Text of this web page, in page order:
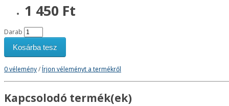
1 450 Ft
Darab
Kosárba tesz
0 vélemény/Írjon véleményt a termékről
Kapcsolodó termék(ek)